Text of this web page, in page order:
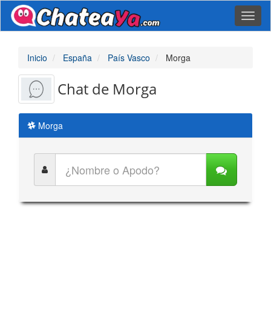
Inicio España País Vasco Morga
Chat de Morga
Morga